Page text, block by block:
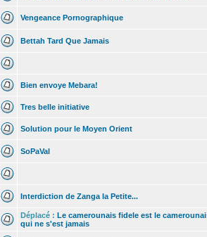
Vengeance Pornographique
Bettah Tard Que Jamais
Bien envoye Mebara!
Tres belle initiative
Solution pour le Moyen Orient
SoPaVal
Interdiction de Zanga la Petite...
Déplacé : Le camerounais fidele est le
qui ne s'est jamais